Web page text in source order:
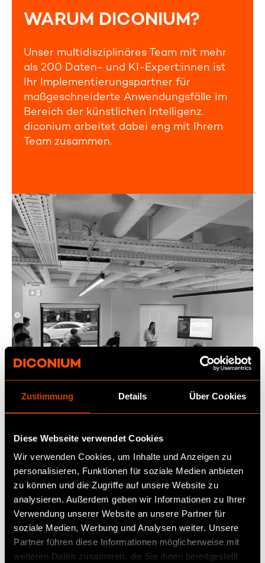
Zustimmung Details Über Cookies
Diese Webseite verwendet Cookies
Wir verwenden Cookies, um Inhalte und Anzeigen zu
personalisieren, Funktionen für soziale Medien anbieten
zu können und die Zugriffe auf unsere Website zu
analysieren. Außerdem geben wir Informationen zu Ihrer
Verwendung unserer Website an unsere Partner für
soziale Medien, Werbung und Analysen weiter. Unsere
Partner führen diese Informationen möglicherweise mit
weiteren Daten zusammen, die Sie ihnen bereitgestellt
WARUM DICONIUM?
Unser multidisziplinäres Team mit mehr
als 200 Daten- und KI-Expert:innen ist
Ihr Implementierungspartner für
maßgeschneiderte Anwendungsfälle im
Bereich der künstlichen Intelligenz.
diconium arbeitet dabei eng mit Ihrem
Team zusammen.
Unser Prozess für eine
erfolgreiche KI-Integration-
Prozess
Bewertung & Strategie
Wir analysieren Ihre